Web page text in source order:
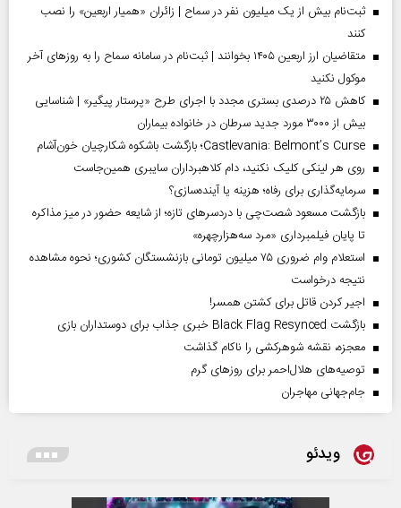
ثبت‌نام بیش از یک میلیون نفر در سماح | زائران «همیار اربعین» را نصب
کنند
متقاضیان ارز اربعین ۱۴۰۵ بخوانند | ثبت‌نام در سامانه سماح را به روز‌های آخر
موکول نکنید
کاهش ۲۵ درصدی بستری مجدد با اجرای طرح «پرستار پیگیر» | شناسایی
بیش از ۳۰۰۰ مورد جدید سرطان در خانواده بیماران
Castlevania: Belmont’s Curse؛ بازگشت باشکوه شکارچیان خون‌آشام
روی هر لینکی کلیک نکنید، دام کلاهبرداران سایبری همین‌جاست
سرمایه‌گذاری برای رفاه؛ هزینه یا آینده‌سازی؟
بازگشت مسعود شصت‌چی با دردسر‌های تازه؛ از شایعه حضور در میز مذاکره
تا پایان فیلمبرداری «مرد سه‌هزارچهره»
استعلام وام ضروری ۷۵ میلیون تومانی بازنشستگان کشوری؛ نحوه مشاهده
نتیجه درخواست
اجیر کردن قاتل برای کشتن همسر!
بازگشت Black Flag Resynced خبری جذاب برای دوستداران بازی
معجزه، نقشه شوهرکشی را ناکام گذاشت
توصیه‌های هلال‌احمر برای روز‌های گرم
جام‌جهانی مهاجران
ویدئو